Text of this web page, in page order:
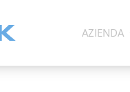
AZIENDA